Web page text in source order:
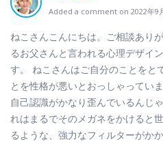
Added a comment on 2022年9
ねこさんこんにちは。ご相談あり
るお父さんと言われる心理デザイ
す。 ねこさんはご自分のことをと
とを性格が悪いとおっしゃってい
自己認識がかなり歪んでいるんじ
れはまるでそのメガネをかけると
るような、強力なフィルターがか